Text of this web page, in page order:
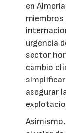
en
miembros
urgencia
sector
cambio
asegurar